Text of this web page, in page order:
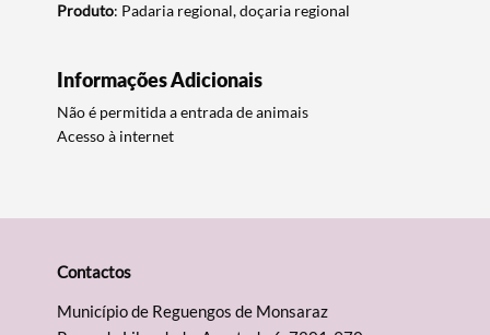
Termo de Pesquisa
Produto: Padaria regional, doçaria regional
Informações Adicionais
Não é permitida a entrada de animais
Acesso à internet
Contactos
Município de Reguengos de Monsaraz